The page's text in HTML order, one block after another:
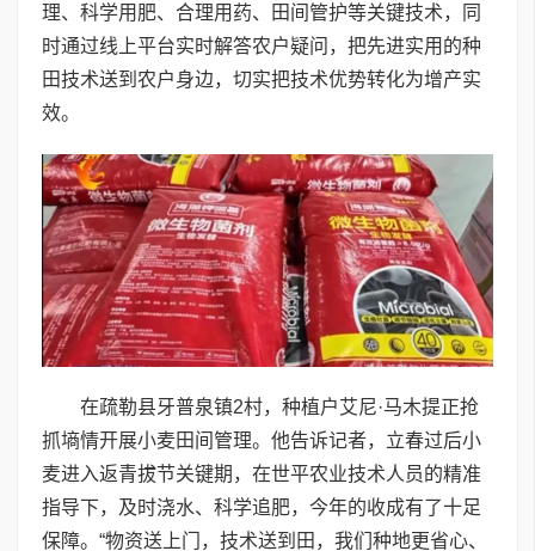
理、科学用肥、合理用药、田间管护等关键技术，同
时通过线上平台实时解答农户疑问，把先进实用的种
田技术送到农户身边，切实把技术优势转化为增产实
效。
在疏勒县牙普泉镇2村，种植户艾尼·马木提正抢
抓墒情开展小麦田间管理。他告诉记者，立春过后小
麦进入返青拔节关键期，在世平农业技术人员的精准
指导下，及时浇水、科学追肥，今年的收成有了十足
保障。“物资送上门，技术送到田，我们种地更省心、